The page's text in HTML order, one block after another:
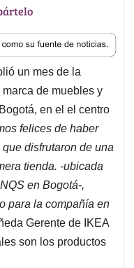
un mes de la
marca de muebles y
en el el centro
felices de haber
disfrutaron de una
tienda. -ubicada
en Bogotá-,
para la compañía en
Gerente de IKEA
son los productos